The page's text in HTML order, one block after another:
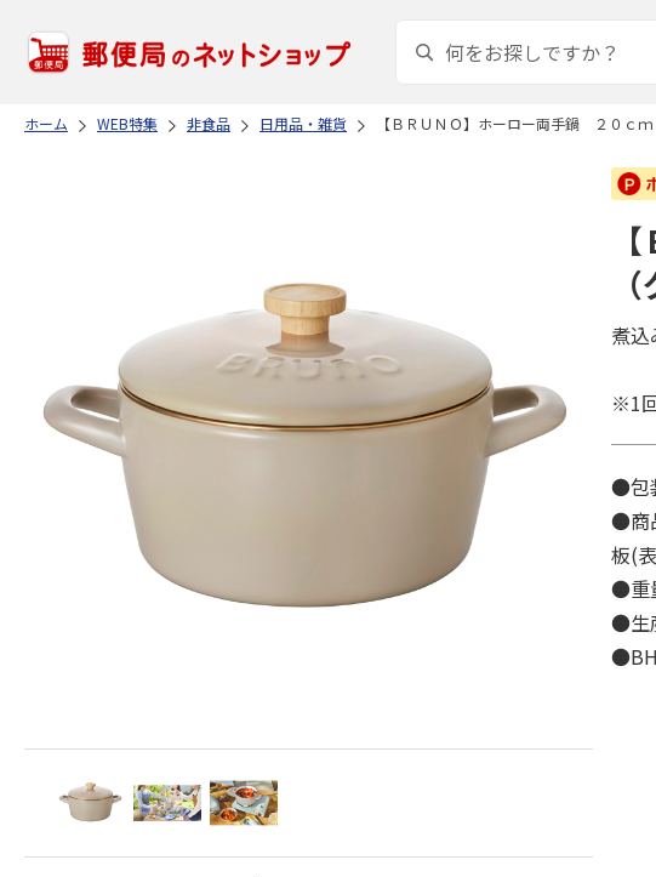
ホーム WEB特集 非食品 日用品・雑貨 【ＢＲＵＮＯ】ホーロー両手鍋 ２０ｃ
煮込
※1
●包
●商
板(
●重
●生